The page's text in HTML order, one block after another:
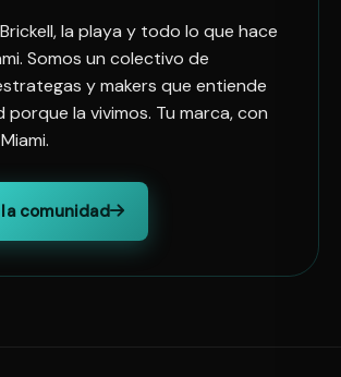
la playa y todo lo que hace
Somos un colectivo de
y makers que entiende
porque la vivimos. Tu marca, con
comunidad